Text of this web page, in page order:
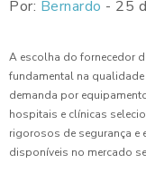
Por: Bernardo - 25
A escolha do fornecedor
fundamental na
demanda por
hospitais e clínicas
rigorosos de segurança e
disponíveis no mercado